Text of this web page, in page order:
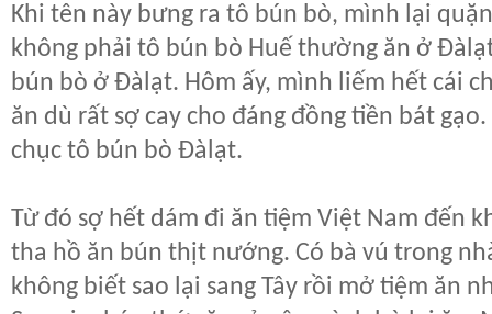
Khi tên này bưng ra tô bún bò, mình lại
không phải tô bún bò Huế thường ăn ở
bún bò ở Đàlạt. Hôm ấy, mình liếm hết cái
ăn dù rất sợ cay cho đáng đồng tiền bát
chục tô bún bò Đàlạt.
Từ đó sợ hết dám đi ăn tiệm Việt Nam đến
tha hồ ăn bún thịt nướng. Có bà vú trong
không biết sao lại sang Tây rồi mở tiệm ăn